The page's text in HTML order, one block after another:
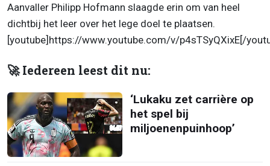
Aanvaller Philipp Hofmann slaagde erin om van heel
dichtbij het leer over het lege doel te plaatsen.
[youtube]https://www.youtube.com/v/p4sTSyQXixE[/
🚀 Iedereen leest dit nu:
‘Lukaku zet carrière op
het spel bij
miljoenenpuinhoop’